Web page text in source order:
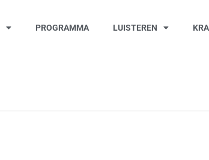
PROGRAMMA LUISTEREN